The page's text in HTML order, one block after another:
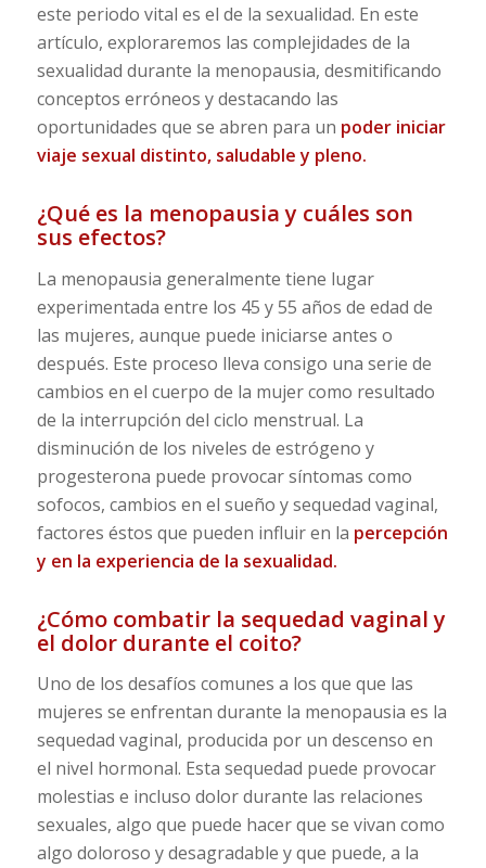
este periodo vital es el de la sexualidad. En este
artículo, exploraremos las complejidades de la
sexualidad durante la menopausia, desmitificando
conceptos erróneos y destacando las
oportunidades que se abren para un poder iniciar
viaje sexual distinto, saludable y pleno.
¿Qué es la menopausia y cuáles son
sus efectos?
La menopausia generalmente tiene lugar
experimentada entre los 45 y 55 años de edad de
las mujeres, aunque puede iniciarse antes o
después. Este proceso lleva consigo una serie de
cambios en el cuerpo de la mujer como resultado
de la interrupción del ciclo menstrual. La
disminución de los niveles de estrógeno y
progesterona puede provocar síntomas como
sofocos, cambios en el sueño y sequedad vaginal,
factores éstos que pueden influir en la percepción
y en la experiencia de la sexualidad.
¿Cómo combatir la sequedad vaginal y
el dolor durante el coito?
Uno de los desafíos comunes a los que que las
mujeres se enfrentan durante la menopausia es la
sequedad vaginal, producida por un descenso en
el nivel hormonal. Esta sequedad puede provocar
molestias e incluso dolor durante las relaciones
sexuales, algo que puede hacer que se vivan como
algo doloroso y desagradable y que puede, a la